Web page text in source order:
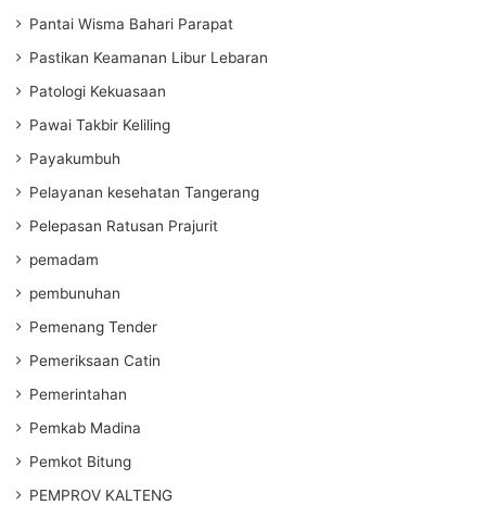
Pantai Wisma Bahari Parapat
Pastikan Keamanan Libur Lebaran
Patologi Kekuasaan
Pawai Takbir Keliling
Payakumbuh
Pelayanan kesehatan Tangerang
Pelepasan Ratusan Prajurit
pemadam
pembunuhan
Pemenang Tender
Pemeriksaan Catin
Pemerintahan
Pemkab Madina
Pemkot Bitung
PEMPROV KALTENG